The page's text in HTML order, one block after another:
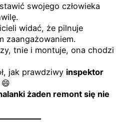
swojego człowieka
widać, że pilnuje
zaangażowaniem.
tnie i montuje, ona chodzi
jak prawdziwy inspektor
😄
żaden remont się nie